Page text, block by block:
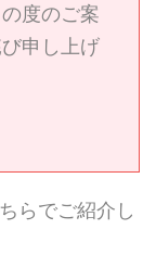
度のご案
申し上げ
らでご紹介し